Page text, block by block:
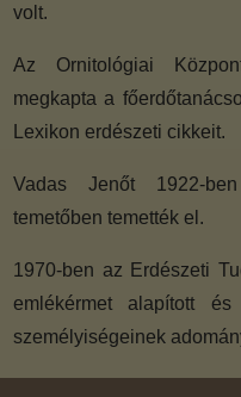
volt.
Az Ornitológiai
megkapta a
Lexikon erdészeti cikkeit.
Vadas Jenőt 1922-
temetőben temették el.
1970-ben az Erdészeti
emlékérmet alapított
személyiségeinek